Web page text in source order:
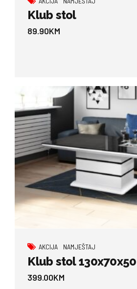
Klub stol
89.90KM
AKCIJA NAMJEŠTAJ
Klub stol 130x70x50
399.00KM